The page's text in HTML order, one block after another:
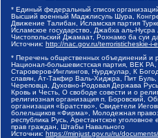
* Единый федеральный список
Высший военный Маджлисуль Шура,
Движение Талибан, Исламская партия
Исламское государство, Джабха аль-
Чистопольский Джамаат, Рохнамо ба суи
Источник: http://nac.gov.ru/terroristicheskie-i-
* Перечень общественных объединений и
Национал-большевистская партия, ВЕК
Староверов-Инглингов, Нурджулар, К
славян, Ат-Такфир Валь-Хиджра, Пит
Череповца, Духовно-Родовая Держава
Кровь и Честь, О свободе совести и о
религиозная организация п. Боровский,
организация «Братство», Свидетели
болельщиков «Фирма», Молодежная
республика Русь, Арестантское
прав граждан, Штабы Навального
Источник: https://minjust.gov.ru/ru/